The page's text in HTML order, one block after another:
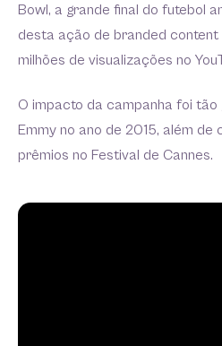
Bowl, a grande final do futebol
desta ação de branded
milhões de visualizações no
O impacto da campanha foi tão
Emmy no ano de 2015, além de
prêmios no Festival de Cannes.